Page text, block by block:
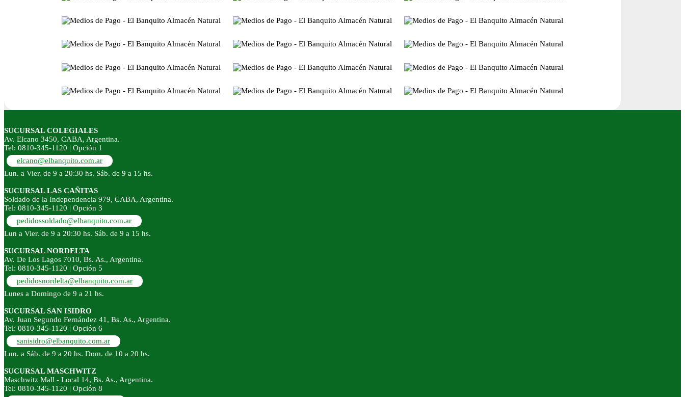
SUCURSAL COLEGIALES
Av. Elcano 3450, CABA, Argentina.
Tel: 0810-345-1120 | Opción 1
elcano@elbanquito.com.ar
Lun. a Vier. de 9 a 20:30 hs. Sáb. de 9 a 15 hs.
SUCURSAL LAS CAÑITAS
Soldado de la Independencia 979, CABA, Argentina.
Tel: 0810-345-1120 | Opción 3
pedidossoldado@elbanquito.com.ar
Lun a Vier. de 9 a 20:30 hs. Sáb. de 9 a 15 hs.
SUCURSAL NORDELTA
Av. De Los Lagos 7010, Bs. As., Argentina.
Tel: 0810-345-1120 | Opción 5
pedidosnordelta@elbanquito.com.ar
Lunes a Domingo de 9 a 21 hs.
SUCURSAL SAN ISIDRO
Av. Juan Segundo Fernández 41, Bs. As., Argentina.
Tel: 0810-345-1120 | Opción 6
sanisidro@elbanquito.com.ar
Lun. a Sáb. de 9 a 20 hs. Dom. de 10 a 20 hs.
SUCURSAL MASCHWITZ
Maschwitz Mall - Local 14, Bs. As., Argentina.
Tel: 0810-345-1120 | Opción 8